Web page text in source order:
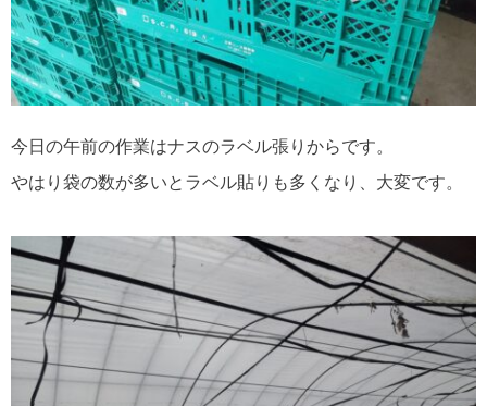
今日の午前の作業はナスのラベル張りからです。
やはり袋の数が多いとラベル貼りも多くなり、大変です。